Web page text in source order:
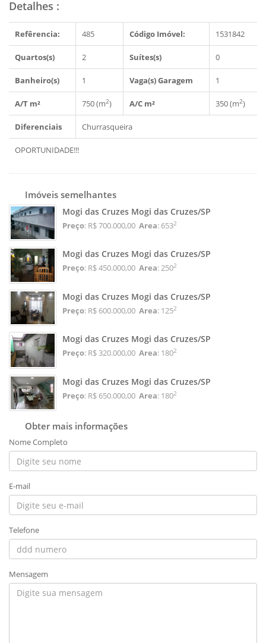
Detalhes :
Refêrencia: 485 Código Imóvel: 1531842
Quartos(s) 2 Suítes(s) 0
Banheiro(s) 1 Vaga(s) Garagem 1
A/T m² 750 (m2) A/C m² 350 (m2)
Diferenciais Churrasqueira
OPORTUNIDADE!!!
Imóveis semelhantes
Mogi das Cruzes Mogi das Cruzes/SP
Preço: R$ 700.000,00 Area: 6532
Mogi das Cruzes Mogi das Cruzes/SP
Preço: R$ 450.000,00 Area: 2502
Mogi das Cruzes Mogi das Cruzes/SP
Preço: R$ 600.000,00 Area: 1252
Mogi das Cruzes Mogi das Cruzes/SP
Preço: R$ 320.000,00 Area: 1802
Mogi das Cruzes Mogi das Cruzes/SP
Preço: R$ 650.000,00 Area: 1802
Obter mais informações
Nome Completo
E-mail
Telefone
Mensagem